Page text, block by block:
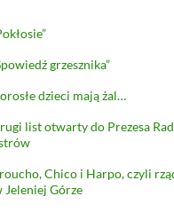
grzesznika”
dzieci mają żal…
list otwarty do Prezesa
Chico i Harpo, czyli
Jeleniej Górze